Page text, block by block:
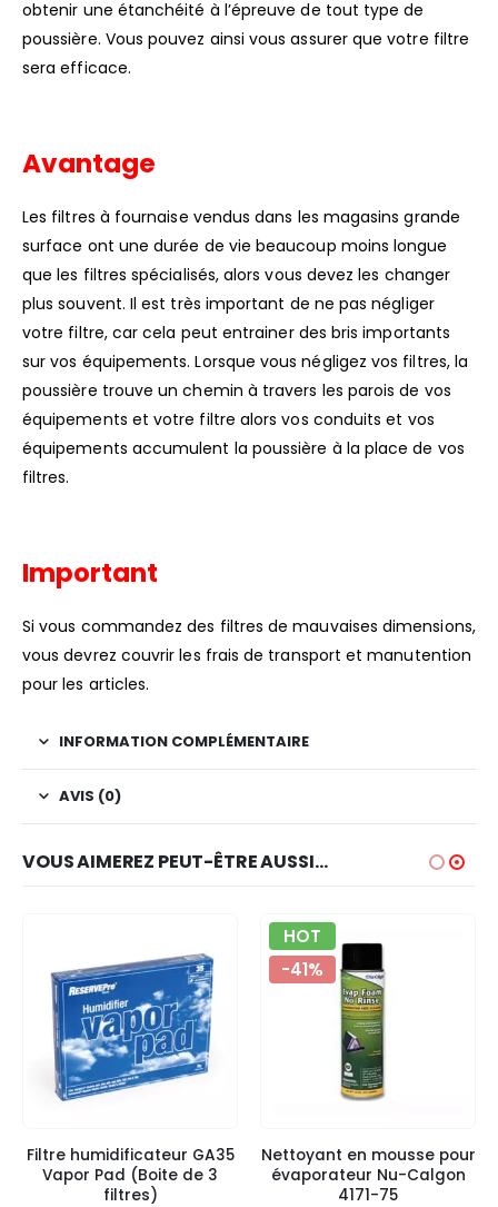
obtenir une étanchéité à l’épreuve de tout type de
poussière. Vous pouvez ainsi vous assurer que votre filtre
sera efficace.
Avantage
Les filtres à fournaise vendus dans les magasins grande
surface ont une durée de vie beaucoup moins longue
que les filtres spécialisés, alors vous devez les changer
plus souvent. Il est très important de ne pas négliger
votre filtre, car cela peut entrainer des bris importants
sur vos équipements. Lorsque vous négligez vos filtres, la
poussière trouve un chemin à travers les parois de vos
équipements et votre filtre alors vos conduits et vos
équipements accumulent la poussière à la place de vos
filtres.
Important
Si vous commandez des filtres de mauvaises dimensions,
vous devrez couvrir les frais de transport et manutention
pour les articles.
INFORMATION COMPLÉMENTAIRE
AVIS (0)
VOUS AIMEREZ PEUT-ÊTRE AUSSI…
Filtre humidificateur GA35
Vapor Pad (Boite de 3
filtres)
HOT
-41%
Nettoyant en mousse pour
évaporateur Nu-Calgon
4171-75